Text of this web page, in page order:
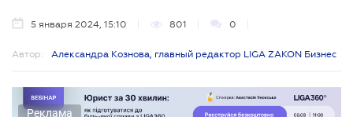
5 января 2024, 15:10 801 0
Автор: Александра Кознова, главный редактор LIGA ZAKON Бизнес
Реклама